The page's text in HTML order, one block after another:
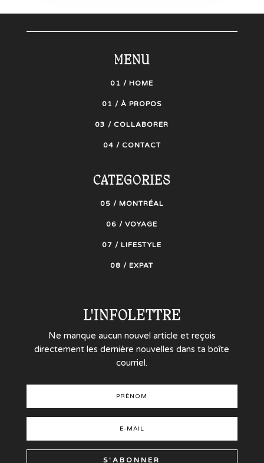
MENU
01 / HOME
01 / À PROPOS
03 / COLLABORER
04 / CONTACT
CATEGORIES
05 / MONTRÉAL
06 / VOYAGE
07 / LIFESTYLE
08 / EXPAT
L'INFOLETTRE
Ne manque aucun nouvel article et reçois
directement les dernière nouvelles dans ta boîte
courriel.
S'ABONNER